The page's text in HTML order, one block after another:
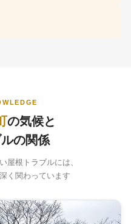
の気候と
の関係
屋根トラブルには、
く関わっています